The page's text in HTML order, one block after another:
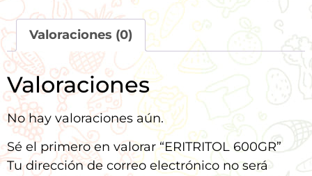
Valoraciones (0)
Valoraciones
No hay valoraciones aún.
Sé el primero en valorar “ERITRITOL 600GR”
Tu dirección de correo electrónico no será